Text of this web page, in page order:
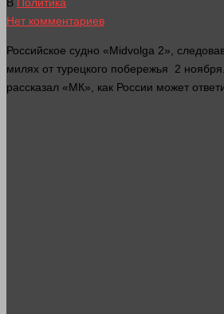
Нет комментариев
Российское судно «Midvolga 2»,
милях от турецкого побережья 2
рассказал «МК», как России может